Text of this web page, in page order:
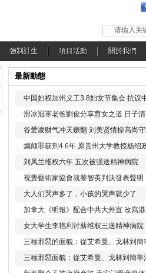
请输入关
強制計生 項目活動 關於我們
最新動態
中国妇权加州义工3.8妇女节集会 抗议
滑冰冠軍老爸劉俊分享育女之道 日子
谷爱凌财气冲天赚翻 刘美贤情操高尚
煽颠罪获刑4.6年 原贵州大学教授杨绍
刘凤兰维权六年 五次被强送精神病院
視覺藝術家協會就黎智英判決發表聲明
大人们哭声多了，小孩的哭声就少了
加拿大《明報》配合中共大外宣 改寫
女大学生李艳利讨薪维权三送精神病院
三種邪惡的面貌：從艾希曼、戈林到簡
三種邪惡面貌：從艾希曼、戈林到簡寧